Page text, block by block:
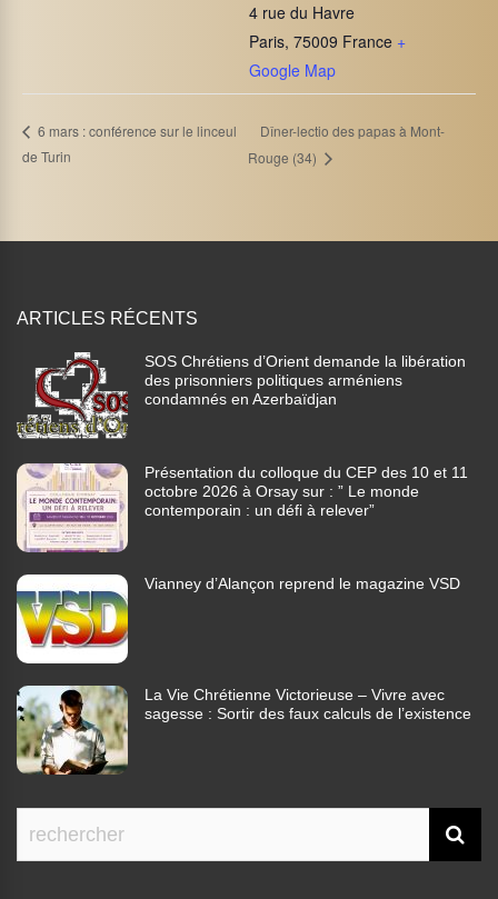
4 rue du Havre
Paris, 75009 France +
Google Map
6 mars : conférence sur le linceul
de Turin
Dîner-lectio des papas à Mont-
Rouge (34)
ARTICLES RÉCENTS
SOS Chrétiens d’Orient demande la libération
des prisonniers politiques arméniens
condamnés en Azerbaïdjan
Présentation du colloque du CEP des 10 et 11
octobre 2026 à Orsay sur : ” Le monde
contemporain : un défi à relever”
Vianney d’Alançon reprend le magazine VSD
La Vie Chrétienne Victorieuse – Vivre avec
sagesse : Sortir des faux calculs de l’existence